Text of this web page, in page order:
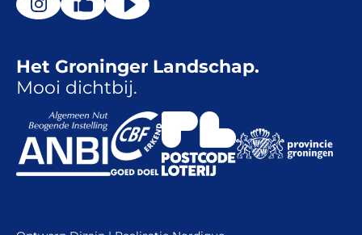
Het Groninger Landschap.
Mooi dichtbij.